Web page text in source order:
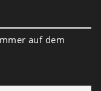
auf dem